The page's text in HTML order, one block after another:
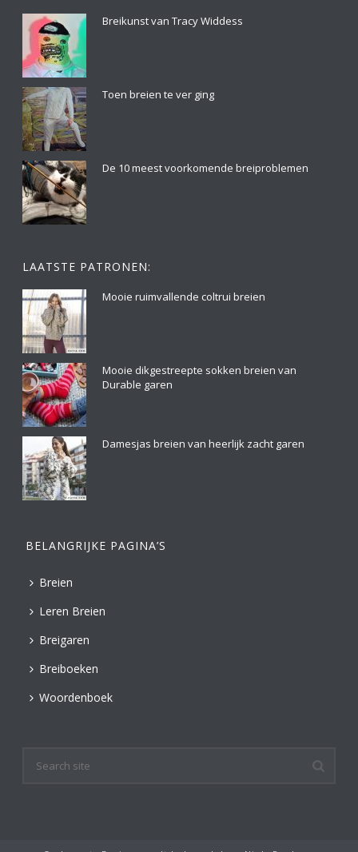
Breikunst van Tracy Widdess
Toen breien te ver ging
De 10 meest voorkomende breiproblemen
LAATSTE PATRONEN:
Mooie ruimvallende coltrui breien
Mooie dikgestreepte sokken breien van
Durable garen
Damesjas breien van heerlijk zacht garen
BELANGRIJKE PAGINA’S
Breien
Leren Breien
Breigaren
Breiboeken
Woordenboek